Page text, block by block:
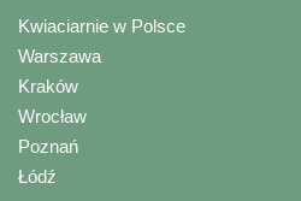
Kwiaciarnie w Polsce
Warszawa
Kraków
Wrocław
Poznań
Łódź